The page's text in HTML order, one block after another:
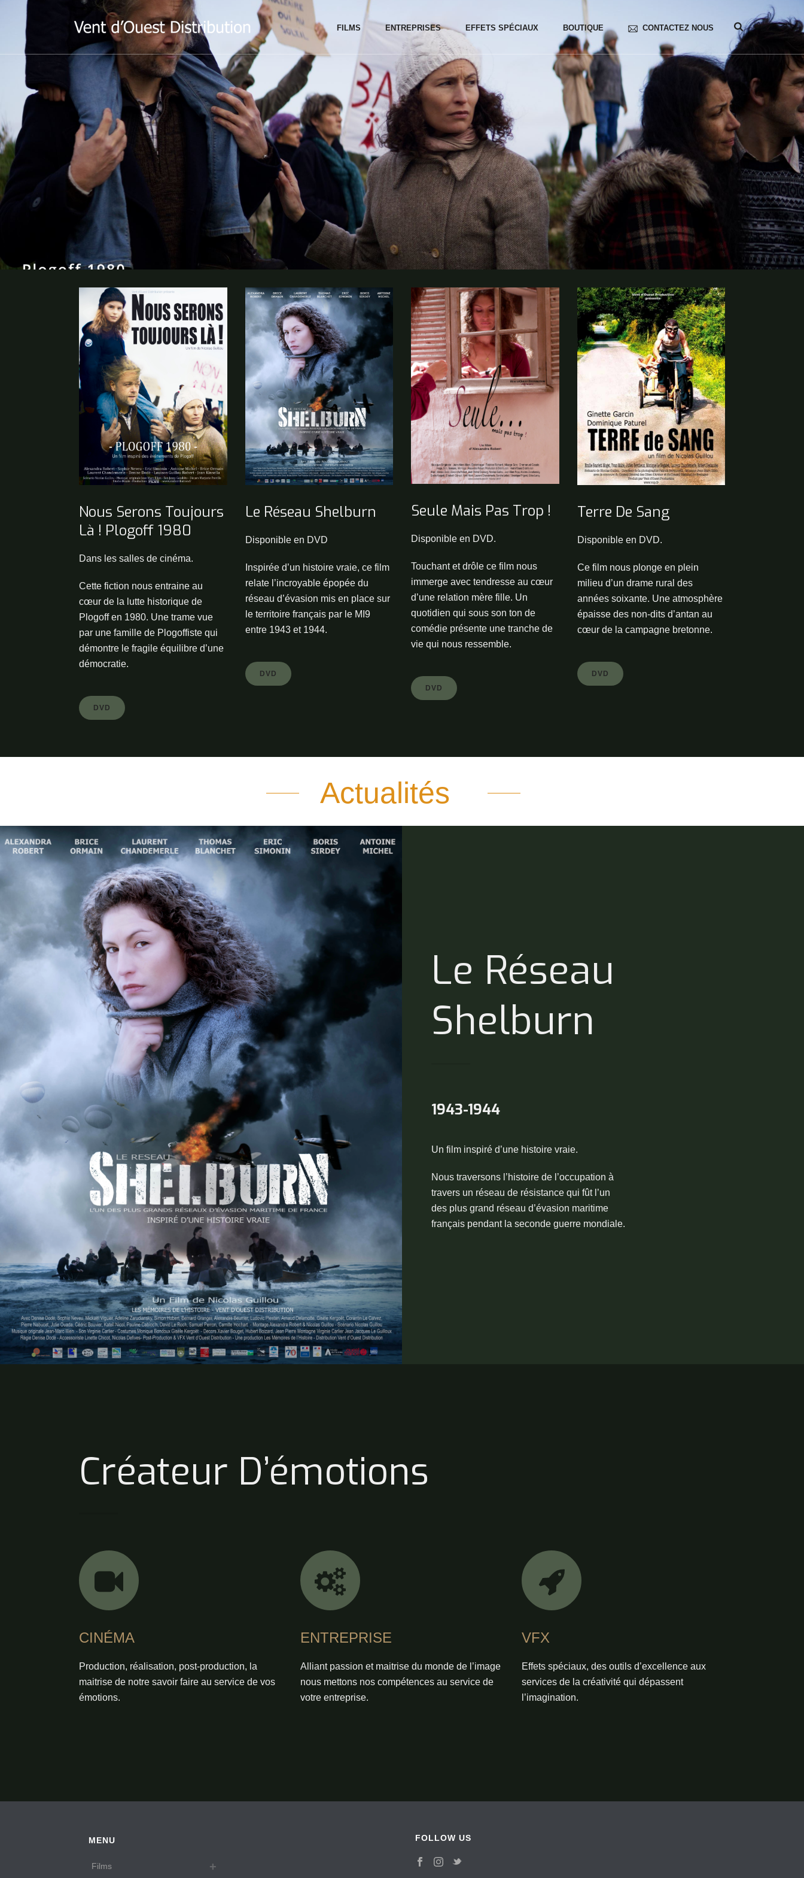
FILMS ENTREPRISES EFFETS SPÉCIAUX BOUTIQUE CONTACTEZ NOUS
Nous serons toujours là !
Plogoff 1980
Dans Vos Salles
Voir la fiche
Nous Serons Toujours
Là ! Plogoff 1980
Dans les salles de cinéma.
Cette fiction nous entraine au
cœur de la lutte historique de
Plogoff en 1980. Une trame vue
par une famille de Plogoffiste qui
démontre le fragile équilibre d’une
démocratie.
DVD
Le Réseau Shelburn
Disponible en DVD
Inspirée d’un histoire vraie, ce film
relate l’incroyable épopée du
réseau d’évasion mis en place sur
le territoire français par le MI9
entre 1943 et 1944.
DVD
Seule Mais Pas Trop !
Disponible en DVD.
Touchant et drôle ce film nous
immerge avec tendresse au cœur
d’une relation mère fille. Un
quotidien qui sous son ton de
comédie présente une tranche de
vie qui nous ressemble.
DVD
Terre De Sang
Disponible en DVD.
Ce film nous plonge en plein
milieu d’un drame rural des
années soixante. Une atmosphère
épaisse des non-dits d’antan au
cœur de la campagne bretonne.
DVD
Actualités
Le Réseau
Shelburn
1943-1944
Un film inspiré d’une histoire vraie.
Nous traversons l’histoire de l’occupation à
travers un réseau de résistance qui fût l’un
des plus grand réseau d’évasion maritime
français pendant la seconde guerre mondiale.
Créateur D’émotions
CINÉMA
Production, réalisation, post-production, la
maitrise de notre savoir faire au service de vos
émotions.
ENTREPRISE
Alliant passion et maitrise du monde de l’image
nous mettons nos compétences au service de
votre entreprise.
VFX
Effets spéciaux, des outils d’excellence aux
services de la créativité qui dépassent
l’imagination.
MENU
Films
FOLLOW US